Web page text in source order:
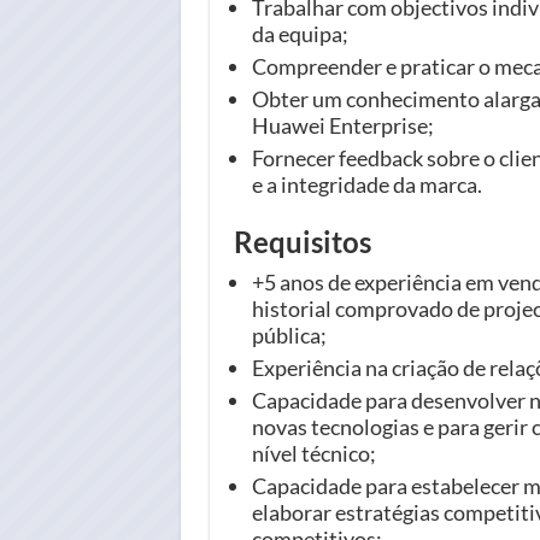
Trabalhar com objectivos
da equipa;
Compreender e praticar o
Obter um conhecimento
Huawei Enterprise;
Fornecer feedback sobre o
e a integridade da marca.
Requisitos
+5 anos de experiência em
historial comprovado de
pública;
Experiência na criação de
Capacidade para desenvolver
novas tecnologias e para gerir
nível técnico;
Capacidade para estabelecer
elaborar estratégias